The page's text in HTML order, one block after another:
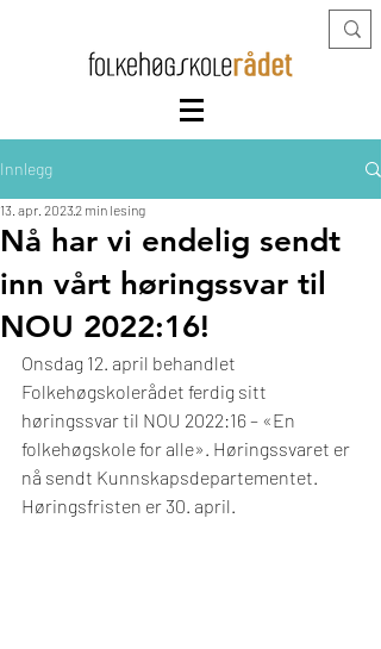
Innlegg
Nå har vi endelig sendt
inn vårt høringssvar til
NOU 2022:16!
13. apr. 20232 min lesing
Onsdag 12. april behandlet
Folkehøgskolerådet ferdig sitt
høringssvar til NOU 2022:16 – «En
folkehøgskole for alle». Høringssvaret er
nå sendt Kunnskapsdepartementet.
Høringsfristen er 30. april.